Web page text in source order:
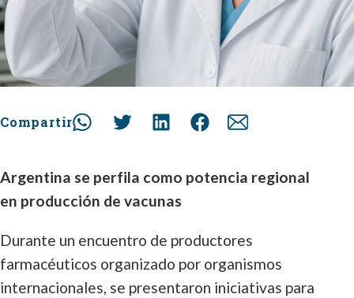
Compartir
Argentina se perfila como potencia regional
en producción de vacunas
Durante un encuentro de productores
farmacéuticos organizado por organismos
internacionales, se presentaron iniciativas para